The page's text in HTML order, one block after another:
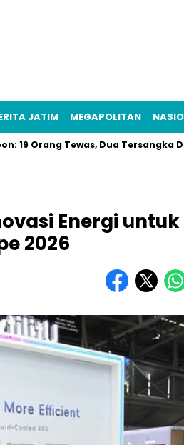
JATIM MEGAPOLITAN
Tewas, Dua Tersangka Ditangkap
Energi
2026